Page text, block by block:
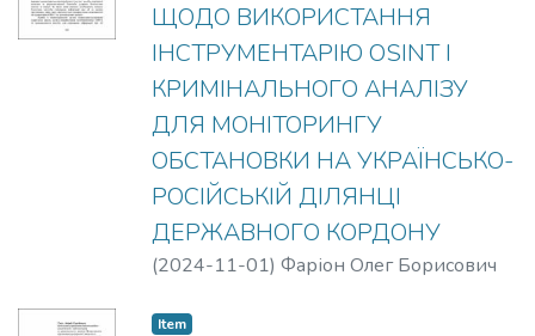
ЩОДО ВИКОРИСТАННЯ
ІНСТРУМЕНТАРІЮ OSINT І
КРИМІНАЛЬНОГО АНАЛІЗУ
ДЛЯ МОНІТОРИНГУ
ОБСТАНОВКИ НА УКРАЇНСЬКО-
РОСІЙСЬКІЙ ДІЛЯНЦІ
ДЕРЖАВНОГО КОРДОНУ
(2024-11-01) Фаріон Олег Борисович
Item